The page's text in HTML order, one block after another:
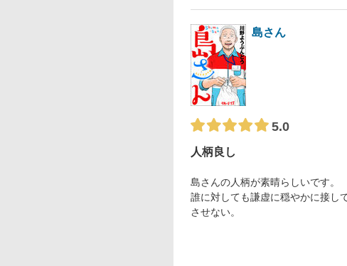
島さん
5.0
人柄良し
島さんの人柄が素晴らしいです。
誰に対しても謙虚に穏やかに接し
させない。